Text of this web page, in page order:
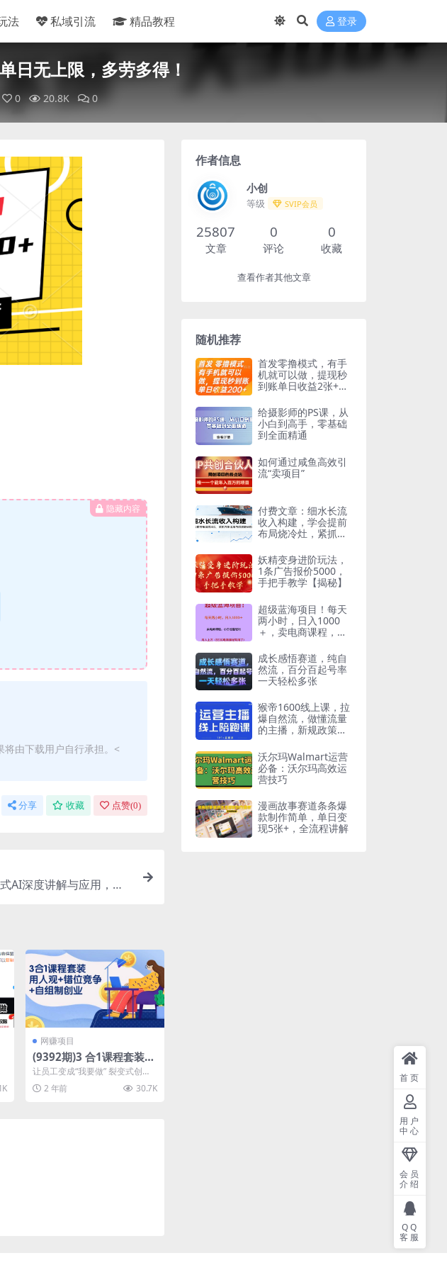
法 私域引流 精品教程 登录
日无上限，多劳多得！
0 20.8K 0
隐藏内容
由下载用户自行承担。<
分享 收藏 点赞(0)
AI深度讲解与应用，课
网赚项目
(9392期)3 合1课程套装，
用人观+错位竞争+自组 制
创业(43节课)
让员工变成“我要做” 裂变式创业
巨变时代下的 用人观 独特性创造
更高价值 错位...
2 年前 30.7K
作者信息
小创
等级 SVIP会员
25807
文章
0
评论
0
收藏
查看作者其他文章
随机推荐
首发零撸模式，有手
机就可以做，提现秒
到账单日收益2张+
给摄影师的PS课，从
小白到高手，零基础
到全面精通
如何通过咸鱼高效引
流“卖项目”
付费文章：细水长流
收入构建，学会提前
布局烧冷灶，紧抓汽
红利
妖精变身进阶玩法，
1条广告报价5000，
手把手教学【揭秘】
超级蓝海项目！每天
两小时，日入‌1000
＋，卖电商课程，小
万
成长感悟赛道，纯自
然流，百分百起号率
一天轻松多张
猴帝1600线上课，拉
爆自然流，做懂流量
的主播，新规政策
【更新26年4月27
日】
沃尔玛Walmart运营
必备：沃尔玛高效运
营技巧
漫画故事赛道条条爆
款制作简单，单日变
现5张+，全流程讲解
首页
用户
中心
会员
介绍
QQ
客服